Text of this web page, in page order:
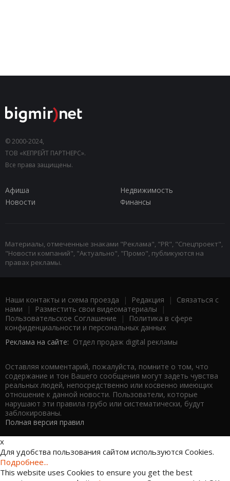
© 2000-2024,
ТОВ «КЕПРЕЙТ ПАРТНЕРС».
Все права защищены.
Афиша
Недвижимость
Новости
Финансы
Материалы, отмеченные знаками "Реклама", "PR", "Спецпроект",
"Новости компаний", "Актуально", "Промо", публикуются на
правах рекламы.
Наши контакты и схема проезда | Редакция | Связаться с
нами | Разместить свои видеоматериалы |
Пользовательское Соглашение |
Политика в сфере
конфиденциальности и персональных данных
Реклама на сайте: Отдел продаж digital рекламы
Оставляя комментарий, пожалуйста, помните о том, что
содержание и тон Вашего сообщения могут задеть чувства
реальных людей, непосредственно или косвенно имеющих
отношение к данной новости. Пользователи, которые
нарушают эти правила грубо или систематически, будут
заблокированы.
Полная версия правил
x
Для удобства пользования сайтом используются Cookies.
Подробнее...
This website uses Cookies to ensure you get the best